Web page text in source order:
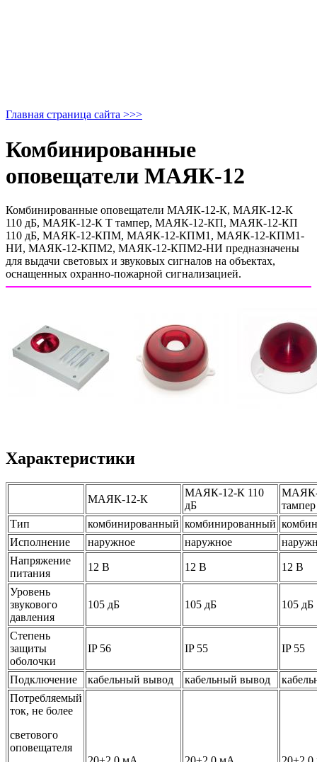
Главная страница сайта >>>
Комбинированные
оповещатели МАЯК-12
Комбинированные оповещатели МАЯК-12-К, МАЯК-12-К
110 дБ, МАЯК-12-К Т тампер, МАЯК-12-КП, МАЯК-12-КП
110 дБ, МАЯК-12-КПМ, МАЯК-12-КПМ1, МАЯК-12-КПМ1-
НИ, МАЯК-12-КПМ2, МАЯК-12-КПМ2-НИ предназначены
для выдачи световых и звуковых сигналов на объектах,
оснащенных охранно-пожарной сигнализацией.
Характеристики
МАЯК-12-К
МАЯК-12-К 110
дБ
тампер
Тип
комбинированный комбинированный
Исполнение
наружное наружное
Напряжение
питания
12 В 12 В 12 В
Уровень
звукового
давления
105 дБ 105 дБ 105 дБ
Степень
защиты
оболочки
IP 56 IP 55 IP 55
Подключение кабельный вывод кабельный вывод
Потребляемый
ток, не более
светового
оповещателя